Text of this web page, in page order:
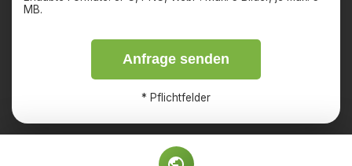
MB.
Anfrage senden
* Pflichtfelder